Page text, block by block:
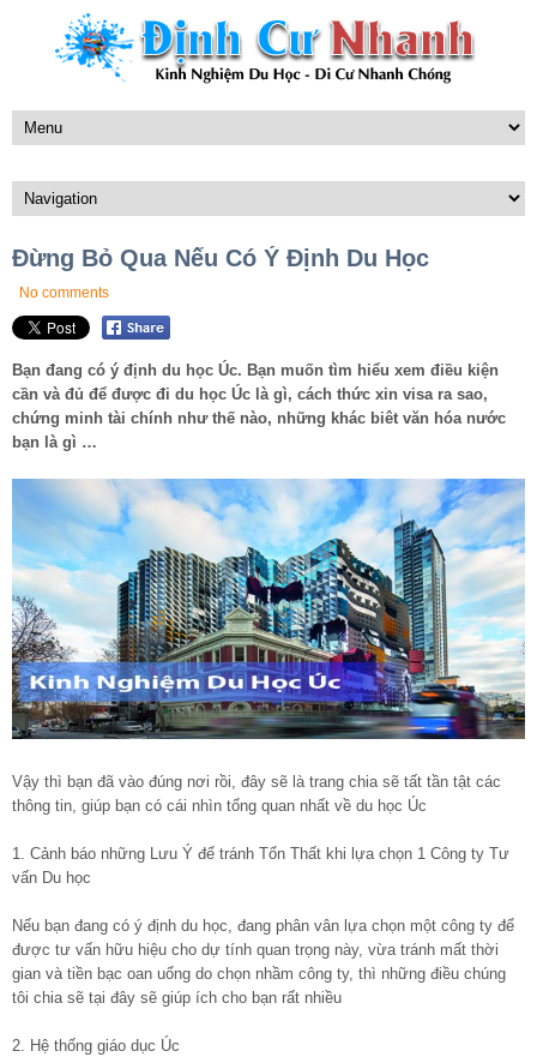
Đừng Bỏ Qua Nếu Có Ý Định Du Học
No comments
Bạn đang có ý định du học Úc. Bạn muốn tìm hiểu xem điều kiện
cần và đủ để được đi du học Úc là gì, cách thức xin visa ra sao,
chứng minh tài chính như thế nào, những khác biêt văn hóa nước
bạn là gì …
Vậy thì bạn đã vào đúng nơi rồi, đây sẽ là trang chia sẽ tất tần tật các
thông tin, giúp bạn có cái nhìn tổng quan nhất về du học Úc
1. Cảnh báo những Lưu Ý để tránh Tổn Thất khi lựa chọn 1 Công ty Tư
vấn Du học
Nếu bạn đang có ý định du học, đang phân vân lựa chọn một công ty để
được tư vấn hữu hiệu cho dự tính quan trọng này, vừa tránh mất thời
gian và tiền bạc oan uổng do chọn nhầm công ty, thì những điều chúng
tôi chia sẽ tại đây sẽ giúp ích cho bạn rất nhiều
2. Hệ thống giáo dục Úc